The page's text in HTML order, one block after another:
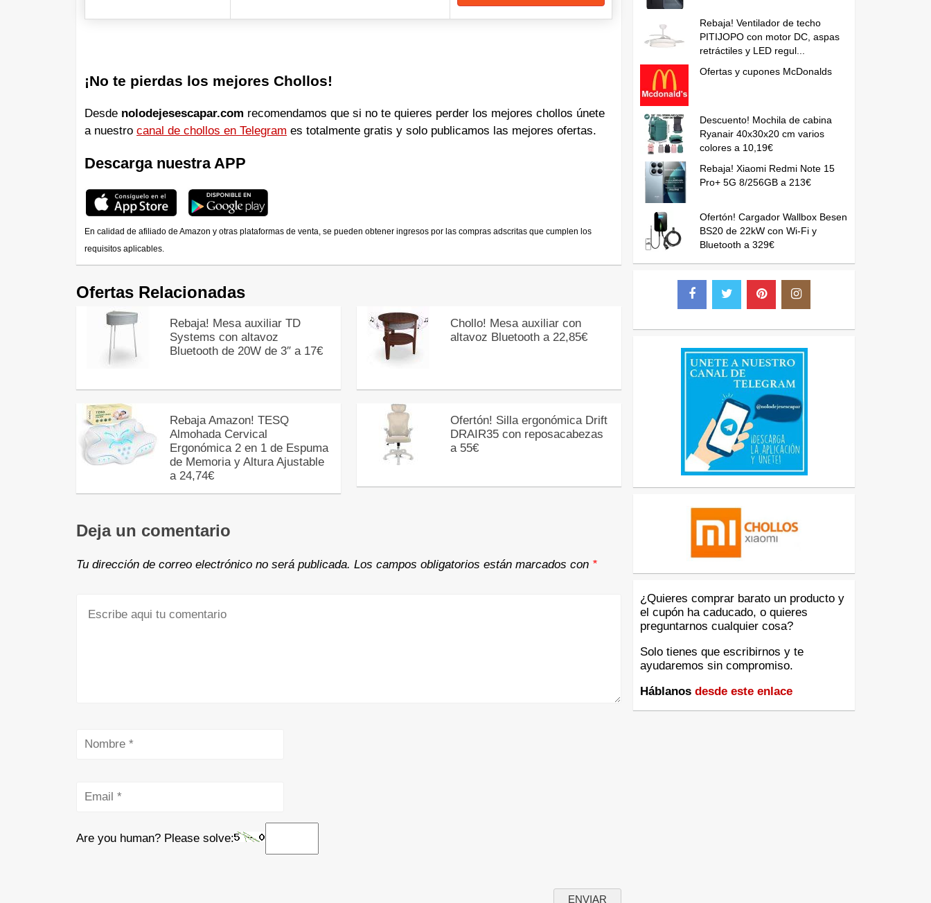
¡No te pierdas los mejores Chollos!
Desde nolodejesescapar.com recomendamos que si no te quieres perder los mejores chollos únete
a nuestro canal de chollos en Telegram es totalmente gratis y solo publicamos las mejores ofertas.
Descarga nuestra APP
En calidad de afiliado de Amazon y otras plataformas de venta, se pueden obtener ingresos por las compras adscritas que cumplen los
requisitos aplicables.
Ofertas Relacionadas
Rebaja! Mesa auxiliar TD
Systems con altavoz
Bluetooth de 20W de 3″ a 17€
Chollo! Mesa auxiliar con
altavoz Bluetooth a 22,85€
Rebaja Amazon! TESQ
Almohada Cervical
Ergonómica 2 en 1 de Espuma
de Memoria y Altura Ajustable
a 24,74€
Ofertón! Silla ergonómica Drift
DRAIR35 con reposacabezas
a 55€
Deja un comentario
Tu dirección de correo electrónico no será publicada. Los campos obligatorios están marcados con *
Are you human? Please solve:
Rebaja! Ventilador de techo
PITIJOPO con motor DC, aspas
retráctiles y LED regul...
Ofertas y cupones McDonalds
Descuento! Mochila de cabina
Ryanair 40x30x20 cm varios
colores a 10,19€
Rebaja! Xiaomi Redmi Note 15
Pro+ 5G 8/256GB a 213€
Ofertón! Cargador Wallbox Besen
BS20 de 22kW con Wi-Fi y
Bluetooth a 329€
¿Quieres comprar barato un producto y
el cupón ha caducado, o quieres
preguntarnos cualquier cosa?
Solo tienes que escribirnos y te
ayudaremos sin compromiso.
Háblanos desde este enlace